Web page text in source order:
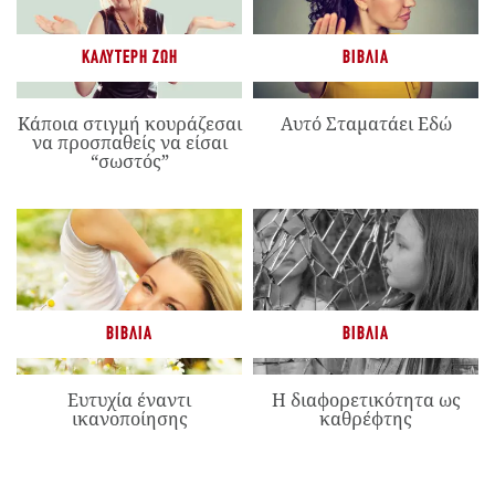
ΚΑΛΎΤΕΡΗ ΖΩΉ
Κάποια στιγμή κουράζεσαι
να προσπαθείς να είσαι
“σωστός”
ΒΙΒΛΊΑ
Αυτό Σταματάει Εδώ
ΒΙΒΛΊΑ
Ευτυχία έναντι
ικανοποίησης
ΒΙΒΛΊΑ
Η διαφορετικότητα ως
καθρέφτης